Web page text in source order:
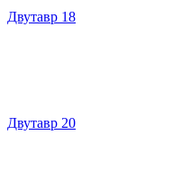
Двутавр 18
Двутавр 20